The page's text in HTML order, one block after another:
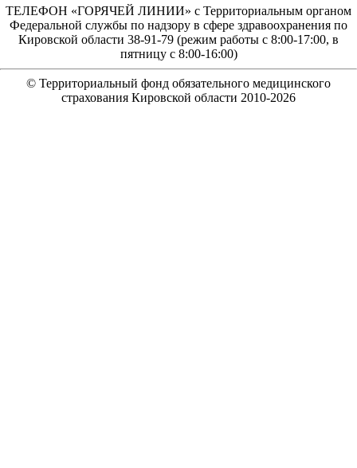
ТЕЛЕФОН «ГОРЯЧЕЙ ЛИНИИ» с Территориальным органом
Федеральной службы по надзору в сфере здравоохранения по
Кировской области 38-91-79 (режим работы с 8:00-17:00, в
пятницу с 8:00-16:00)
© Территориальный фонд обязательного медицинского
страхования Кировской области 2010-2026